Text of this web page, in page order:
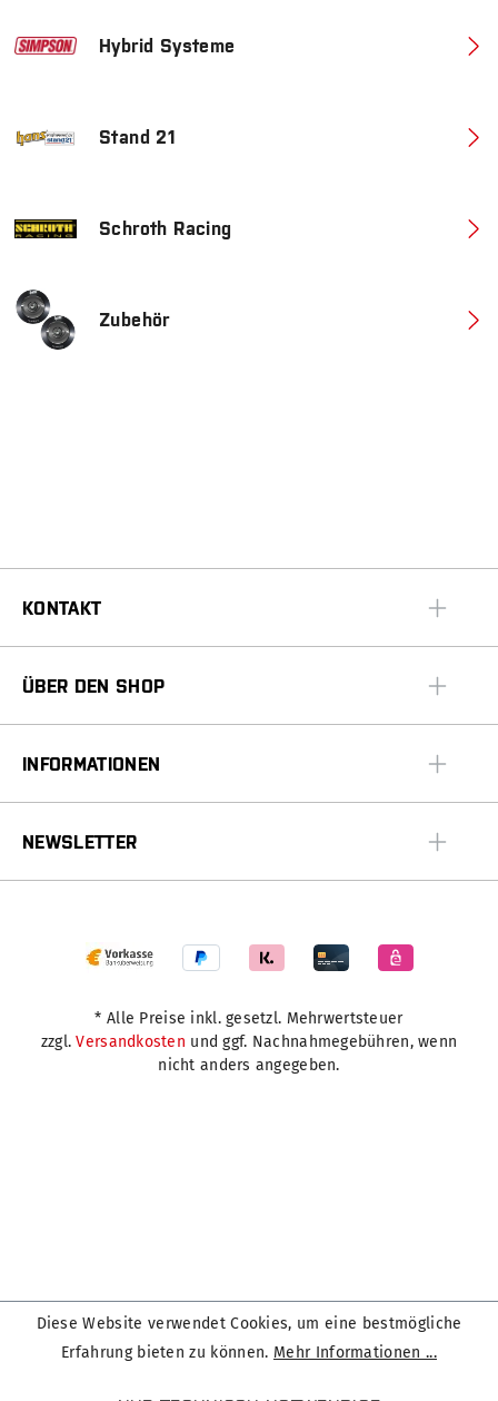
Hybrid Systeme
Stand 21
Schroth Racing
Zubehör
KONTAKT
ÜBER DEN SHOP
INFORMATIONEN
NEWSLETTER
* Alle Preise inkl. gesetzl. Mehrwertsteuer
zzgl.Versandkosten und ggf. Nachnahmegebühren, wenn
nicht anders angegeben.
Diese Website verwendet Cookies, um eine bestmögliche
Erfahrung bieten zu können. Mehr Informationen ...